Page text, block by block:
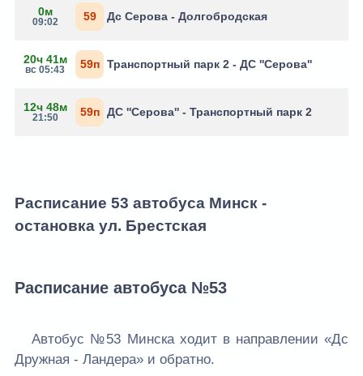
0м
09:02 59 Дс Серова - Долгобродская
20ч 41м
вс 05:43 59п Транспортный парк 2 - ДС ''Серова''
12ч 48м
21:50 59п ДС ''Серова'' - Транспортный парк 2
Расписание 53 автобуса Минск -
остановка ул. Брестская
Расписание автобуса №53
Автобус №53 Минска ходит в направлении «Дс
Дружная - Ландера» и обратно.